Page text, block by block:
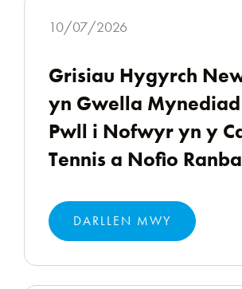
10/07/2026
Grisiau Hygyrch
yn Gwella
Pwll i Nofwyr yn y
Tennis a Nofio
DARLLEN MWY